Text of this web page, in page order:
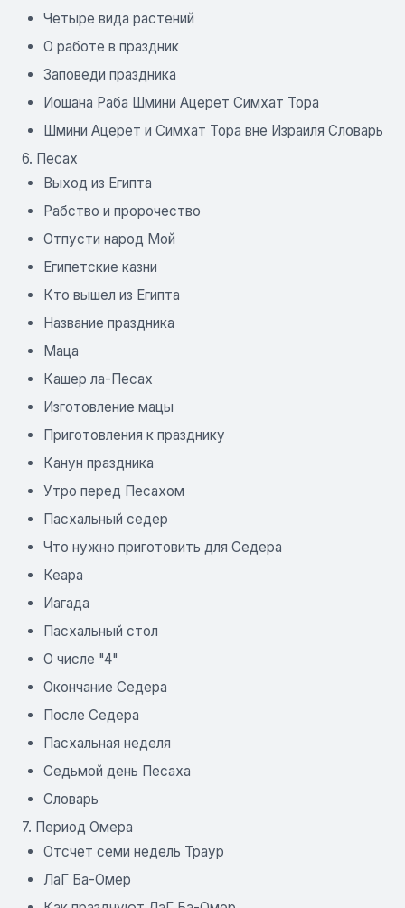
Четыре вида растений
О работе в праздник
Заповеди праздника
Иошана Раба Шмини Ацерет Симхат Тора
Шмини Ацерет и Симхат Тора вне Израиля Словарь
6. Песах
Выход из Египта
Рабство и пророчество
Отпусти народ Мой
Египетские казни
Кто вышел из Египта
Название праздника
Маца
Кашер ла-Песах
Изготовление мацы
Приготовления к празднику
Канун праздника
Утро перед Песахом
Пасхальный седер
Что нужно приготовить для Седера
Кеара
Иагада
Пасхальный стол
О числе "4"
Окончание Седера
После Седера
Пасхальная неделя
Седьмой день Песаха
Словарь
7. Период Омера
Отсчет семи недель Траур
ЛаГ Ба-Омер